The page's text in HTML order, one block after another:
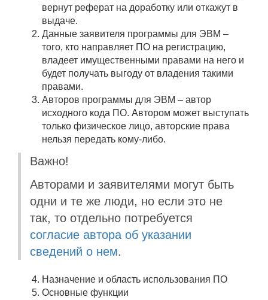
вернут реферат на доработку или откажут в
выдаче.
Данные заявителя программы для ЭВМ –
того, кто направляет ПО на регистрацию,
владеет имущественными правами на него и
будет получать выгоду от владения такими
правами.
Авторов программы для ЭВМ – автор
исходного кода ПО. Автором может выступать
только физическое лицо, авторские права
нельзя передать кому-либо.
Важно!
Авторами и заявителями могут быть
одни и те же люди, но если это не
так, то отдельно потребуется
согласие автора об указании
сведений о нем.
Назначение и область использования ПО
Основные функции